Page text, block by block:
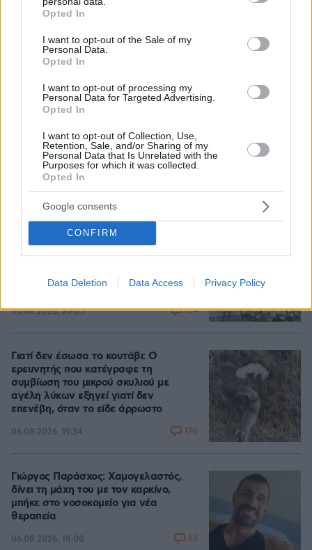
grant or deny consent to Google and its third-party tags to
use your data for below specified purposes in below Google
consent section.
Opted In
I want to opt-out of the Sale of my
Personal Data.
Opted In
I want to opt-out of processing my
Personal Data for Targeted Advertising.
Opted In
I want to opt-out of Collection, Use,
Retention, Sale, and/or Sharing of my
Personal Data that Is Unrelated with the
Purposes for which it was collected.
Opted In
Google consents
CONFIRM
Data Deletion Data Access Privacy Policy
Χρίστος Κούγιας: Η προσωπική μου ζωή δεν
μπορεί να είναι αντικείμενο φημών ή σεναρίων
που παρουσιάζονται ως πραγματικά γεγονότα
06.08.2026, 22:24
Αριστοτέλης Δαμίγος: Σε κλίμα
οδύνης έγινε η αποτέφρωση του
σύγκρουση ελικοπτέρων στην Ψάθα,
φωτογραφίες
06.08.2026, 20:03 124
Γιατί δεν έσωσα το κουτάβι: Ο
ερευνητής που κατέγραφε τη
συμβίωση του μικρού σκυλιού με
αγέλη λύκων εξηγεί γιατί δεν
επενέβη, όταν το είδε άρρωστο
06.08.2026, 19:34 170
Γιώργος Παράσχος: Χαμογελαστός,
δίνει τη μάχη του με τον καρκίνο,
μπήκε στο νοσοκομείο για νέα
θεραπεία
06.08.2026, 18:00 55